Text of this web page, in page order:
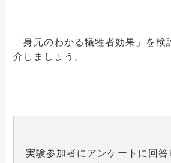
「身元のわかる犠牲者効果」を検
介しましょう。
実験参加者にアンケートに回答